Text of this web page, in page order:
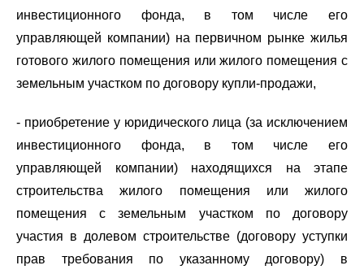
инвестиционного фонда, в том числе его
управляющей компании) на первичном рынке жилья
готового жилого помещения или жилого помещения с
земельным участком по договору купли-продажи,
- приобретение у юридического лица (за исключением
инвестиционного фонда, в том числе его
управляющей компании) находящихся на этапе
строительства жилого помещения или жилого
помещения с земельным участком по договору
участия в долевом строительстве (договору уступки
прав требования по указанному договору) в